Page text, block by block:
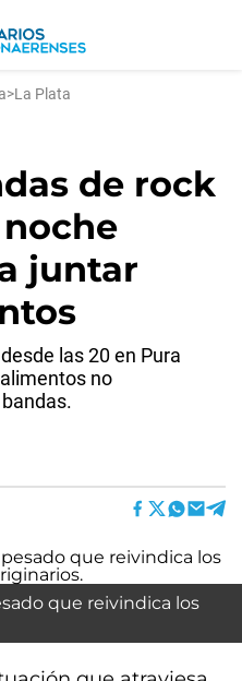
>La Plata
de rock
juntar
las 20 en Pura
no
que reivindica los